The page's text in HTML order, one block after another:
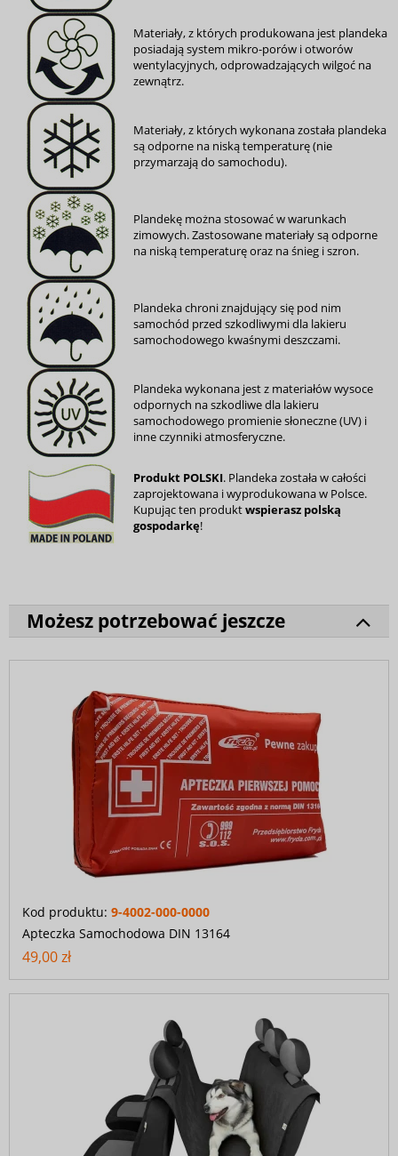
Materiały, z których produkowana jest plandeka
posiadają system mikro-porów i otworów
wentylacyjnych, odprowadzających wilgoć na
zewnątrz.
Materiały, z których wykonana została plandeka
są odporne na niską temperaturę (nie
przymarzają do samochodu).
Plandekę można stosować w warunkach
zimowych. Zastosowane materiały są odporne
na niską temperaturę oraz na śnieg i szron.
Plandeka chroni znajdujący się pod nim
samochód przed szkodliwymi dla lakieru
samochodowego kwaśnymi deszczami.
Plandeka wykonana jest z materiałów wysoce
odpornych na szkodliwe dla lakieru
samochodowego promienie słoneczne (UV) i
inne czynniki atmosferyczne.
Produkt POLSKI. Plandeka została w całości
zaprojektowana i wyprodukowana w Polsce.
Kupując ten produktwspierasz polską
gospodarkę!
Możesz potrzebować jeszcze
Kod produktu: 9-4002-000-0000
Apteczka Samochodowa DIN 13164
49,00 zł